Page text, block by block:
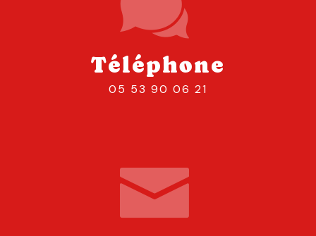
Téléphone
05 53 90 06 21